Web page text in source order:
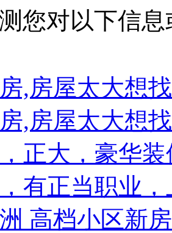
测您对以下信
,房屋太大想
,房屋太大想
正大，豪华装
有正当职业
高档小区新